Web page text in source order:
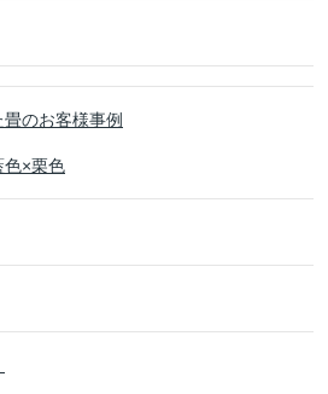
のお客様事例
色×栗色